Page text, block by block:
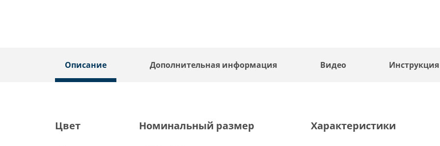
Описание Дополнительная информация Видео Инструкция
Цвет Номинальный размер Характеристики